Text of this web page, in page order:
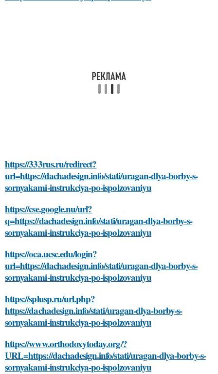
https://333rus.ru/redirect?
url=https://dachadesign.info/stati/uragan-dlya-borby-s-
sornyakami-instrukciya-po-ispolzovaniyu
https://cse.google.nu/url?
q=https://dachadesign.info/stati/uragan-dlya-borby-s-
sornyakami-instrukciya-po-ispolzovaniyu
https://oca.ucsc.edu/login?
url=https://dachadesign.info/stati/uragan-dlya-borby-s-
sornyakami-instrukciya-po-ispolzovaniyu
https://splusp.ru/url.php?
https://dachadesign.info/stati/uragan-dlya-borby-s-
sornyakami-instrukciya-po-ispolzovaniyu
https://www.orthodoxytoday.org/?
URL=https://dachadesign.info/stati/uragan-dlya-borby-s-
sornyakami-instrukciya-po-ispolzovaniyu